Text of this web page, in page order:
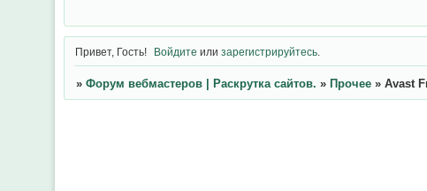
Привет, Гость! Войдите илизарегистрируйтесь
» Форум вебмастеров | Раскрутка сайтов. » Прочее » Avast